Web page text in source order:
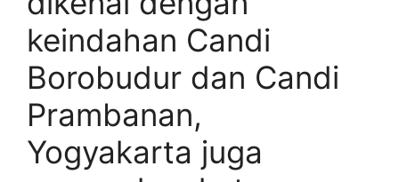
keindahan Candi
Borobudur dan Candi
Prambanan,
Yogyakarta juga